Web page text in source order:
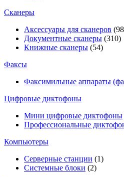
Сканеры
Аксессуары для сканеров
Документные сканеры (310)
Книжные сканеры (54)
Факсы
Факсимильные аппараты
Цифровые диктофоны
Мини цифровые диктофоны
Профессиональные
Компьютеры
Серверные станции (1)
Системные блоки (2)